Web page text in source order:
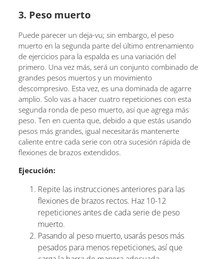
3. Peso muerto
Puede parecer un deja-vu; sin embargo, el peso
muerto en la segunda parte del último entrenamiento
de ejercicios para la espalda es una variación del
primero. Una vez más, será un conjunto combinado de
grandes pesos muertos y un movimiento
descompresivo. Esta vez, es una dominada de agarre
amplio. Solo vas a hacer cuatro repeticiones con esta
segunda ronda de peso muerto, así que agrega más
peso. Ten en cuenta que, debido a que estás usando
pesos más grandes, igual necesitarás mantenerte
caliente entre cada serie con otra sucesión rápida de
flexiones de brazos extendidos.
Ejecución:
Repite las instrucciones anteriores para las
flexiones de brazos rectos. Haz 10-12
repeticiones antes de cada serie de peso
muerto.
Pasando al peso muerto, usarás pesos más
pesados para menos repeticiones, así que